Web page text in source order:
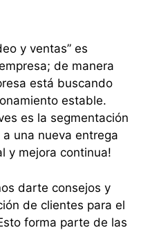
y ventas” es
de manera
está buscando
estable.
es la segmentación
una nueva entrega
y mejora continua!
darte consejos y
de clientes para el
forma parte de las